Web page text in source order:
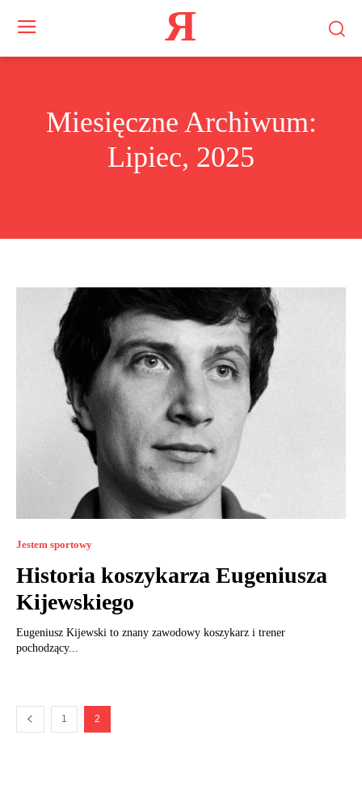
Я
Miesięczne Archiwum:
Lipiec, 2025
Jestem sportowy
Historia koszykarza Eugeniusza
Kijewskiego
Eugeniusz Kijewski to znany zawodowy koszykarz i trener
pochodzący...
1 2